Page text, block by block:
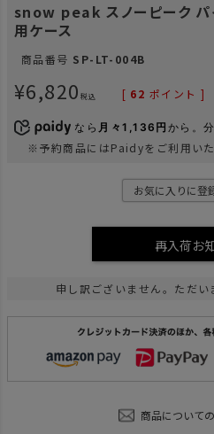
snow peak スノーピーク パ
用ケース
商品番号 SP-LT-004B
¥6,820 税込 [ 62 ポイント ]
なら 月々1,136円 から。
※予約商品にはPaidyをご利用いた
お気に入りに登
再入荷お
申し訳ございません。ただい
商品について